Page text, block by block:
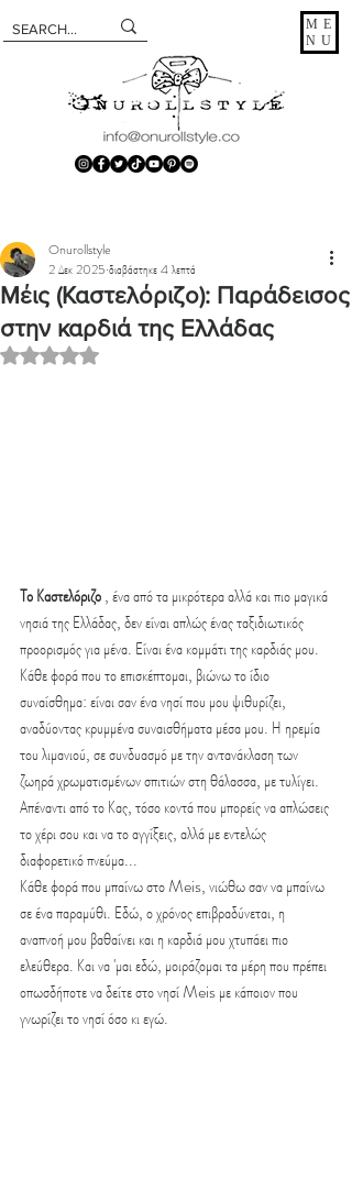
ME
NU
Μέις (Καστελόριζο): Παράδεισος
στην καρδιά της Ελλάδας
Onurollstyle
2 Δεκ 2025 διαβάστηκε 4 λεπτά
Βαθμολογήθηκε με NaN από 5 αστέρια.
Το Καστελόριζο , ένα από τα μικρότερα αλλά και πιο μαγικά
νησιά της Ελλάδας, δεν είναι απλώς ένας ταξιδιωτικός
προορισμός για μένα. Είναι ένα κομμάτι της καρδιάς μου.
Κάθε φορά που το επισκέπτομαι, βιώνω το ίδιο
συναίσθημα: είναι σαν ένα νησί που μου ψιθυρίζει,
αναδύοντας κρυμμένα συναισθήματα μέσα μου. Η ηρεμία
του λιμανιού, σε συνδυασμό με την αντανάκλαση των
ζωηρά χρωματισμένων σπιτιών στη θάλασσα, με τυλίγει.
Απέναντι από το Κας, τόσο κοντά που μπορείς να απλώσεις
το χέρι σου και να το αγγίξεις, αλλά με εντελώς
διαφορετικό πνεύμα...
Κάθε φορά που μπαίνω στο Meis, νιώθω σαν να μπαίνω
σε ένα παραμύθι. Εδώ, ο χρόνος επιβραδύνεται, η
αναπνοή μου βαθαίνει και η καρδιά μου χτυπάει πιο
ελεύθερα. Και να 'μαι εδώ, μοιράζομαι τα μέρη που πρέπει
οπωσδήποτε να δείτε στο νησί Meis με κάποιον που
γνωρίζει το νησί όσο κι εγώ.